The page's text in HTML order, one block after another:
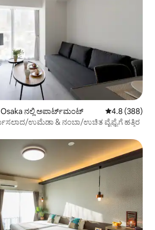
Osaka ನಲ್ಲಿ ಅಪಾರ್ಟ್‌ಮಂಟ್ 5 ರಲ್ಲಿ 4.8
4.8 (388)
ಉಮೆಡಾ & ನಂಬಾ/ಉಚಿತ ವೈಫೈಗೆ ಹತ್ತಿರ